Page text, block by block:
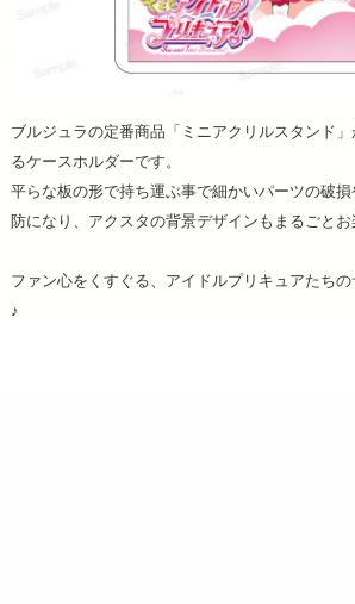
ブルジュラの定番商品「ミニアクリルスタンド
るケースホルダーです。
平らな板の形で持ち運ぶ事で細かいパーツの破
防になり、アクスタの背景デザインもまるごとお
ファン心をくすぐる、アイドルプリキュアたち
♪